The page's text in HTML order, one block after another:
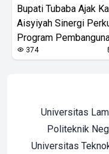
Bupati Tubaba Ajak
Aisyiyah Sinergi
Program
374
Universitas
Politeknik
Universitas